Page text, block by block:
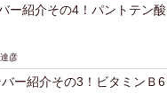
ー紹介その4！パントテン酸
彦
ー紹介その3！ビタミンＢ6